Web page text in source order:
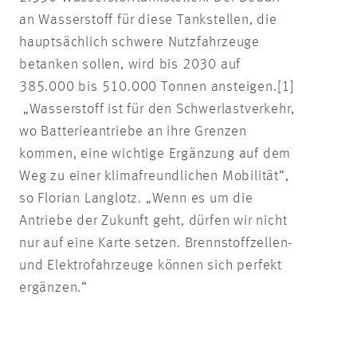
an Wasserstoff für diese Tankstellen, die
hauptsächlich schwere Nutzfahrzeuge
betanken sollen, wird bis 2030 auf
385.000 bis 510.000 Tonnen ansteigen.[1]
„Wasserstoff ist für den Schwerlastverkehr,
wo Batterieantriebe an ihre Grenzen
kommen, eine wichtige Ergänzung auf dem
Weg zu einer klimafreundlichen Mobilität“,
so Florian Langlotz. „Wenn es um die
Antriebe der Zukunft geht, dürfen wir nicht
nur auf eine Karte setzen. Brennstoffzellen-
und Elektrofahrzeuge können sich perfekt
ergänzen.“